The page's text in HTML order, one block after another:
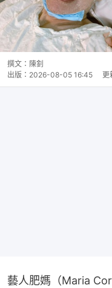
撰文： 陳釗
出版： 2026-08-05 16:45 更
藝人肥媽（Maria